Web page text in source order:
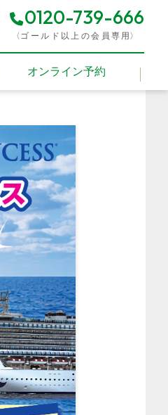
0120-739-666
〈 ゴールド以上の会員専 用〉
オンライン予約